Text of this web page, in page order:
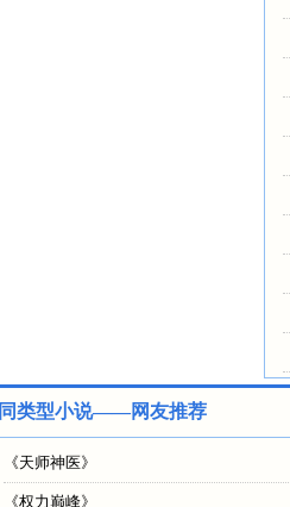
同类型小说——网友推荐
《天师神医》
《权力巅峰》